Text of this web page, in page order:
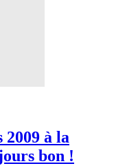
à la
bon !